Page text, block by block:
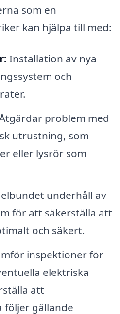
som en
kan hjälpa till med:
Installation av nya
och
problem med
utrustning, som
eller lysrör som
underhåll av
för att säkerställa att
och säkert.
inspektioner för
elektriska
att
följer gällande